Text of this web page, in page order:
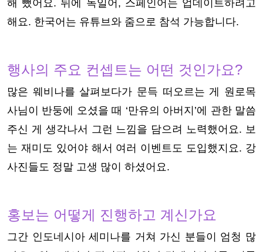
해 뺐어요. 뒤에 독일어, 스페인어는 업데이트하려고
해요. 한국어는 유튜브와 줌으로 참석 가능합니다.
행사의 주요 컨셉트는 어떤 것인가요?
많은 웨비나를 살펴보다가 문득 떠오르는 게 원로목
사님이 반둥에 오셨을 때 ‘만유의 아버지’에 관한 말씀
주신 게 생각나서 그런 느낌을 담으려 노력했어요. 보
는 재미도 있어야 해서 여러 이벤트도 도입했지요. 강
사진들도 정말 고생 많이 하셨어요.
홍보는 어떻게 진행하고 계신가요
그간 인도네시아 세미나를 거쳐 가신 분들이 엄청 많